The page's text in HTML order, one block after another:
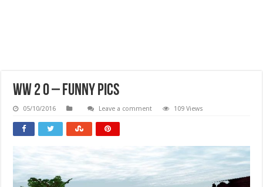
Ww 2 O – Funny Pics
05/10/2016 Leave a comment 109 Views